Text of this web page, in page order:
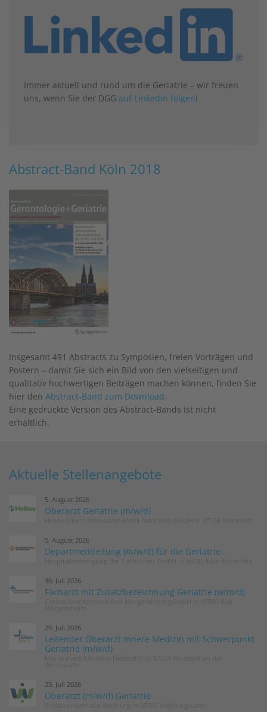
Immer aktuell und rund um die Geriatrie – wir freuen
uns, wenn Sie der DGG auf LinkedIn folgen!
Abstract-Band Köln 2018
Insgesamt 491 Abstracts zu Symposien, freien Vorträgen und
Postern – damit Sie sich ein Bild von den vielseitigen und
qualitativ hochwertigen Beiträgen machen können, finden Sie
hier den Abstract-Band zum Download.
Eine gedruckte Version des Abstract-Bands ist nicht
erhältlich.
Aktuelle Stellenangebote
5. August 2026
Oberarzt Geriatrie (m/w/d)
5. August 2026
Departmentleitung (m/w/d) für die Geriatrie
30. Juli 2026
Facharzt mit Zusatzbezeichnung Geriatrie (w/m/d)
29. Juli 2026
Leitender Oberarzt Innere Medizin mit Schwerpunkt
Geriatrie (m/w/d)
23. Juli 2026
Oberarzt (m/w/d) Geriatrie